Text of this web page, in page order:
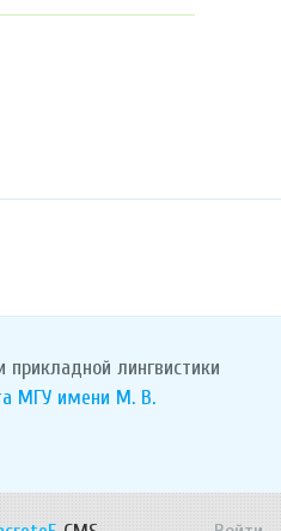
лингвистики
МГУ имени М. В.